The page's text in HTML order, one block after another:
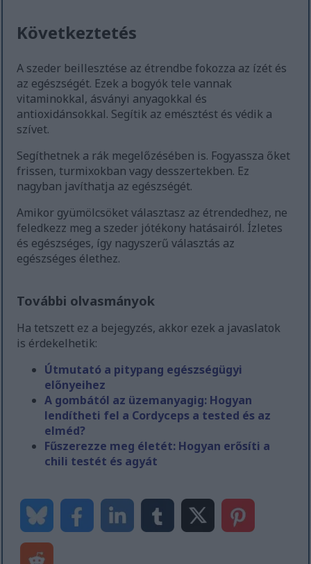
Következtetés
A szeder beillesztése az étrendbe fokozza az ízét és
az egészségét. Ezek a bogyók tele vannak
vitaminokkal, ásványi anyagokkal és
antioxidánsokkal. Segítik az emésztést és védik a
szívet.
Segíthetnek a rák megelőzésében is. Fogyassza őket
frissen, turmixokban vagy desszertekben. Ez
nagyban javíthatja az egészségét.
Amikor gyümölcsöket választasz az étrendedhez, ne
feledkezz meg a szeder jótékony hatásairól. Ízletes
és egészséges, így nagyszerű választás az
egészséges élethez.
További olvasmányok
Ha tetszett ez a bejegyzés, akkor ezek a javaslatok
is érdekelhetik:
Útmutató a pitypang egészségügyi
előnyeihez
A gombától az üzemanyagig: Hogyan
lendítheti fel a Cordyceps a tested és az
elméd?
Fűszerezze meg életét: Hogyan erősíti a
chili testét és agyát